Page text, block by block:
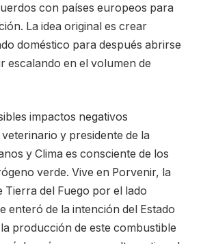
con países europeos para
La idea original es crear
doméstico para después abrirse
escalando en el volumen de
impactos negativos
y presidente de la
y Clima es consciente de los
verde. Vive en Porvenir, la
Tierra del Fuego por el lado
enteró de la intención del Estado
producción de este combustible